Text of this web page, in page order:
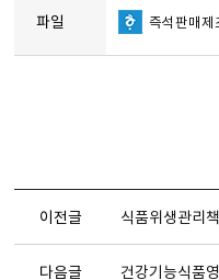
파일 즉석판매
이전글 식품위생관리
다음글 건강기능식품